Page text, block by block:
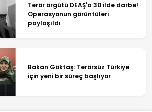
Terör örgütü DEAŞ'a 30 ilde darbe!
Operasyonun görüntüleri
paylaşıldı
Bakan Göktaş: Terörsüz Türkiye
için yeni bir süreç başlıyor